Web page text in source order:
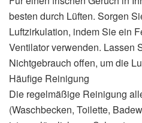
besten durch Lüften. Sorgen
Luftzirkulation, indem Sie ein
Ventilator verwenden. Lassen
Nichtgebrauch offen, um die
Häufige Reinigung
Die regelmäßige Reinigung
(Waschbecken, Toilette,